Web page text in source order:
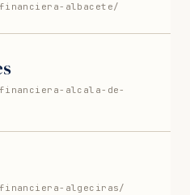
financiera-albacete/
financiera-alcala-de-
financiera-algeciras/